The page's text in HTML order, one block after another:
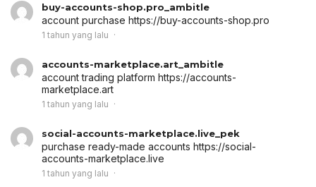
buy-accounts-shop.pro_ambitle
account purchase https://buy-accounts-shop.pro
1 tahun yang lalu
accounts-marketplace.art_ambitle
account trading platform https://accounts-
marketplace.art
1 tahun yang lalu
social-accounts-marketplace.live_pek
purchase ready-made accounts https://social-
accounts-marketplace.live
1 tahun yang lalu